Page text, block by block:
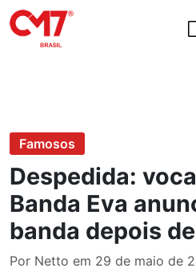
Famosos
Despedida:
Banda Eva
banda depois
Por Netto em 29 de maio de